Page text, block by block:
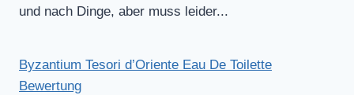
und nach Dinge, aber muss leider...
Byzantium Tesori d’Oriente Eau De Toilette
Bewertung